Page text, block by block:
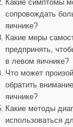
Какие симптомы
сопровождать
яичнике?
Какие меры
предпринять,
в левом яичнике?
Что может
обратить
яичнике?
Какие методы
использоваться